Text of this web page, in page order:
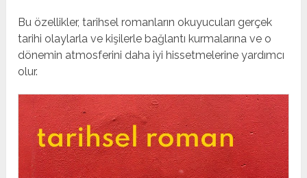
Bu özellikler, tarihsel romanların okuyucuları gerçek
tarihi olaylarla ve kişilerle bağlantı kurmalarına ve o
dönemin atmosferini daha iyi hissetmelerine yardımcı
olur.